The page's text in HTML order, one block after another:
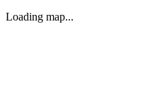
Loading map...